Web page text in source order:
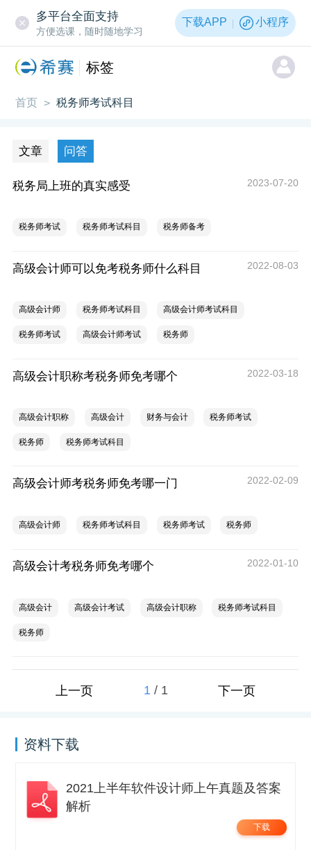
多平台全面支持
方便选课，随时随地学习
下载APP 小程序
标签
首页 > 税务师考试科目
文章 问答
税务局上班的真实感受 2023-07-20
税务师考试 税务师考试科目 税务师备考
高级会计师可以免考税务师什么科目 2022-08-03
高级会计师 税务师考试科目 高级会计师考试科目
税务师考试 高级会计师考试 税务师
高级会计职称考税务师免考哪个 2022-03-18
高级会计职称 高级会计 财务与会计 税务师考试
税务师 税务师考试科目
高级会计师考税务师免考哪一门 2022-02-09
高级会计师 税务师考试科目 税务师考试 税务师
高级会计考税务师免考哪个 2022-01-10
高级会计 高级会计考试 高级会计职称 税务师考试科目
税务师
上一页 1 / 1 下一页
资料下载
2021上半年软件设计师上午真题及答案
解析
下载